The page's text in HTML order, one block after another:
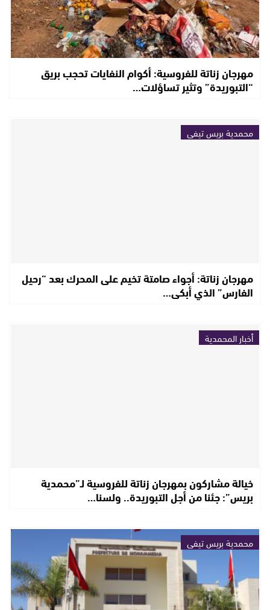
مهرجان زناتة للفروسية: أكوام النفايات تحجب بريق
“التبوريدة” وتثير تساؤلات…
محمدية بريس تيفي
مهرجان زناتة: أجواء صامتة تخيم على المحرك بعد “رحيل
الفارس” الذي أبكى…
أخبار المحمدية
خيالة مشاركون بمهرجان زناتة للفروسية لـ”محمدية
بريس”: جئنا من أجل التبوريدة.. ولسنا…
محمدية بريس تيفي